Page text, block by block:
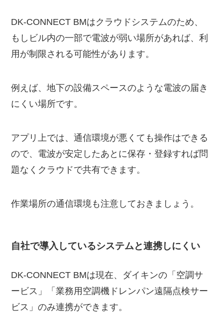
DK-CONNECT BMはクラウドシステムのため、
もしビル内の一部で電波が弱い場所があれば、利
用が制限される可能性があります。
例えば、地下の設備スペースのような電波の届き
にくい場所です。
アプリ上では、通信環境が悪くても操作はできる
ので、電波が安定したあとに保存・登録すれば問
題なくクラウドで共有できます。
作業場所の通信環境も注意しておきましょう。
自社で導入しているシステムと連携しにくい
DK-CONNECT BMは現在、ダイキンの「空調サ
ービス」「業務用空調機ドレンパン遠隔点検サー
ビス」のみ連携ができます。